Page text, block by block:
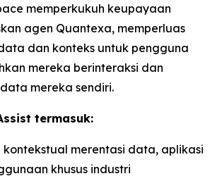
memperkukuh keupayaan
agen Quantexa, memperluas
dan konteks untuk pengguna
mereka berinteraksi dan
mereka sendiri.
termasuk:
kontekstual merentasi data, aplikasi
khusus industri